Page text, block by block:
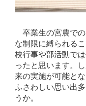
卒業生の宮農で
な制限に縛られる
校行事や部活動で
ったと思います。
来の実施が可能と
ふさわしい思い出
うか。